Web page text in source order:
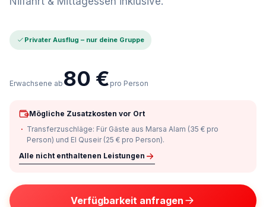
Privater Ausflug – nur deine Gruppe
Erwachsene ab 80 € pro Person
Mögliche Zusatzkosten vor Ort
Transferzuschläge: Für Gäste aus Marsa Alam (35 € pro
Person) und El Quseir (25 € pro Person).
Alle nicht enthaltenen Leistungen
Verfügbarkeit anfragen